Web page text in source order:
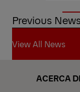
Previous News
View All News
View All News
ACERCA